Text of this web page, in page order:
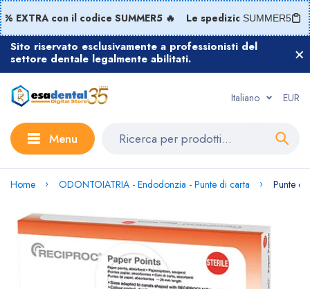
EXTRA con il codice SUMMER5 🔥 Le spedizioniSUMMER5
Sito riservato esclusivamente a professionisti del
settore dentale legalmente abilitati.
Italiano EUR
Menu
Home ODONTOIATRIA - Endodonzia - Punte di carta Punte